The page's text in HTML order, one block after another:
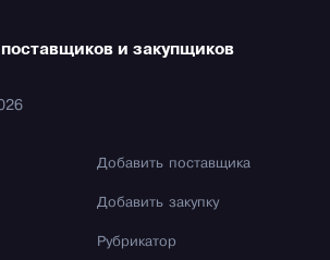
поставщиков и закупщиков
Добавить поставщика
Добавить закупку
Рубрикатор